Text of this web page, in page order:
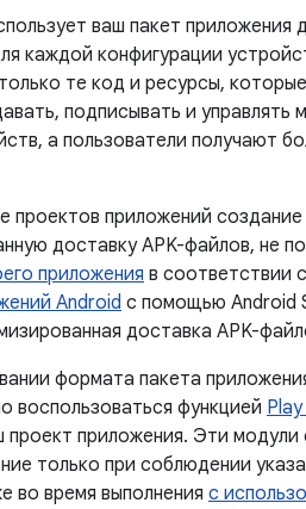
ваш пакет приложения
каждой конфигурации
те код и ресурсы,
подписывать и
а пользователи получают
проектов приложений
доставку APK-файлов, не
приложения в соответствии
Android с помощью Android
доставка APK-
формата пакета
воспользоваться функцией
проект приложения. Эти
только при соблюдении
во время выполнения с